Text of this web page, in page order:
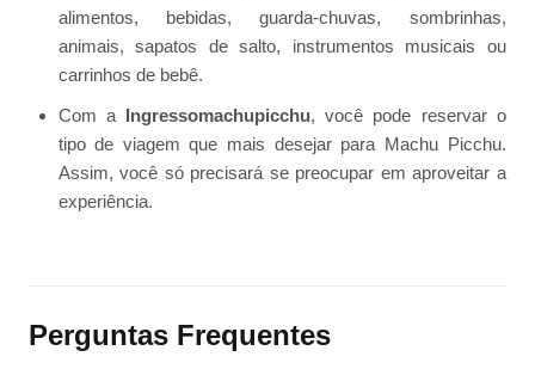
alimentos, bebidas, guarda-chuvas, sombrinhas,
animais, sapatos de salto, instrumentos musicais ou
carrinhos de bebê.
Com a Ingressomachupicchu, você pode reservar o
tipo de viagem que mais desejar para Machu Picchu.
Assim, você só precisará se preocupar em aproveitar a
experiência.
Perguntas Frequentes